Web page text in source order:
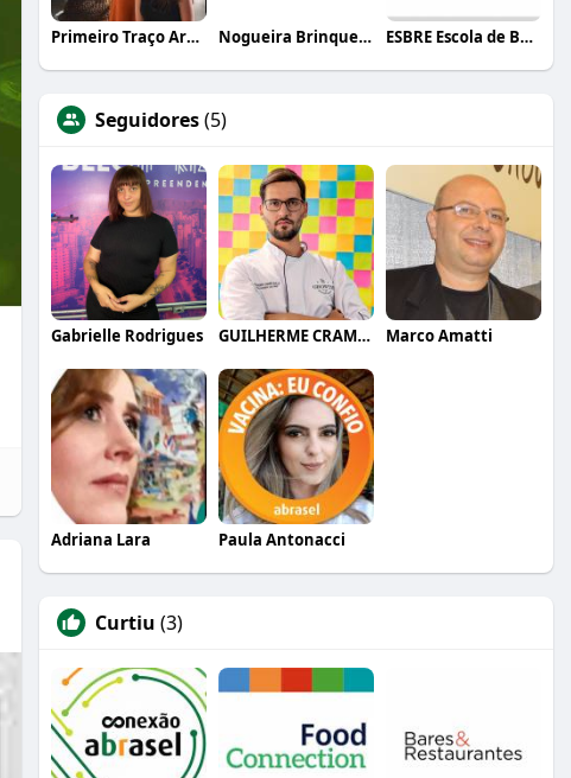
Primeiro Traço Arquitetura Nogueira Brinquedos ESBRE Escola de Bares e Restaurantes
Seguidores(5)
Gabrielle Rodrigues GUILHERME CRAMER BALLE Marco Amatti
Adriana Lara Paula Antonacci
Curtiu (3)